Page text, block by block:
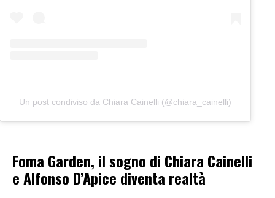
Un post condiviso da Chiara Cainelli (@chiara_cainelli)
Foma Garden, il sogno di Chiara Cainelli
e Alfonso D’Apice diventa realtà